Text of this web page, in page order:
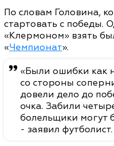
По словам Головина,
стартовать с победы.
«Клермоном» взять
«Чемпионат».
«Были ошибки как
со стороны
довели дело до
очка. Забили
болельщики могут
- заявил футболист.